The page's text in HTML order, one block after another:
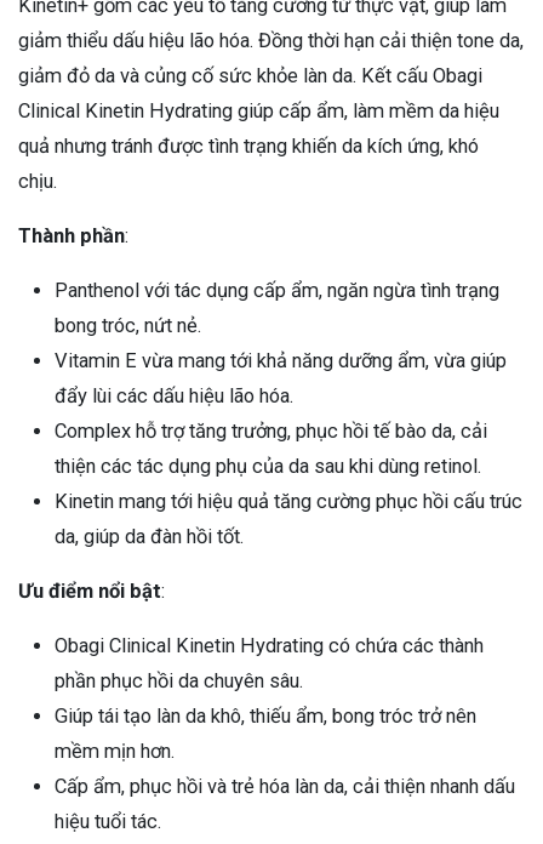
Kinetin+ gồm các yếu tố tăng cường từ thực vật, giúp làm
giảm thiểu dấu hiệu lão hóa. Đồng thời hạn cải thiện tone da,
giảm đỏ da và củng cố sức khỏe làn da. Kết cấu Obagi
Clinical Kinetin Hydrating giúp cấp ẩm, làm mềm da hiệu
quả nhưng tránh được tình trạng khiến da kích ứng, khó
chịu.
Thành phần:
Panthenol với tác dụng cấp ẩm, ngăn ngừa tình trạng
bong tróc, nứt nẻ.
Vitamin E vừa mang tới khả năng dưỡng ẩm, vừa giúp
đẩy lùi các dấu hiệu lão hóa.
Complex hỗ trợ tăng trưởng, phục hồi tế bào da, cải
thiện các tác dụng phụ của da sau khi dùng retinol.
Kinetin mang tới hiệu quả tăng cường phục hồi cấu trúc
da, giúp da đàn hồi tốt.
Ưu điểm nổi bật:
Obagi Clinical Kinetin Hydrating có chứa các thành
phần phục hồi da chuyên sâu.
Giúp tái tạo làn da khô, thiếu ẩm, bong tróc trở nên
mềm mịn hơn.
Cấp ẩm, phục hồi và trẻ hóa làn da, cải thiện nhanh dấu
hiệu tuổi tác.